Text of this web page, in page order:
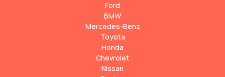
Ford
BMW
Mercedes-Benz
Toyota
Honda
Chevrolet
Nissan